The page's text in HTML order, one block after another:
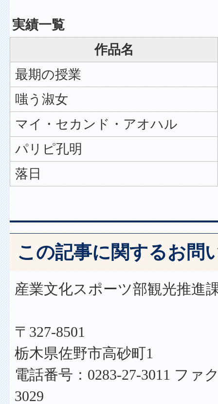
実績一覧
作品名
最期の授業
嗤う淑女
マイ・セカンド・アオハル
パリピ孔明
落日
この記事に関するお問
産業文化スポーツ部観光推進
〒327-8501
栃木県佐野市高砂町1
電話番号：0283-27-3011 ファ
3029